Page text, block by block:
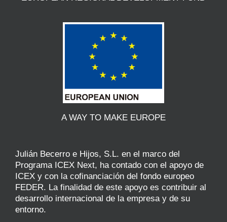
A WAY TO MAKE EUROPE
Julián Becerro e Hijos, S.L. en el marco del
Programa ICEX Next, ha contado con el apoyo de
ICEX y con la cofinanciación del fondo europeo
FEDER. La finalidad de este apoyo es contribuir al
desarrollo internacional de la empresa y de su
entorno.